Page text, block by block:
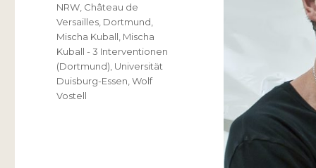
NRW Château de
Versailles Dortmund
Mischa Kuball Mischa
Kuball - 3 Interventionen
(Dortmund) Universität
Duisburg-Essen ,Wolf
Vostell